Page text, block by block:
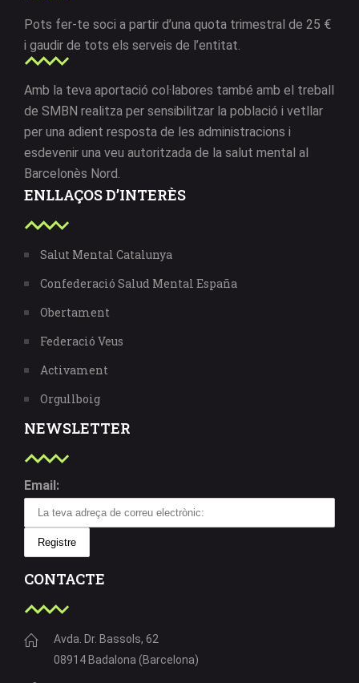
Pots fer-te soci a partir d’una quota trimestral de 25 €
i gaudir de tots els serveis de l’entitat.
Amb la teva aportació col·labores també amb el treball
de SMBN realitza per sensibilitzar la població i vetllar
per una adient resposta de les administracions i
esdevenir una veu autoritzada de la salut mental al
Barcelonès Nord.
ENLLAÇOS D’INTERÈS
Salut Mental Catalunya
Confederació Salud Mental España
Obertament
Federació Veus
Activament
Orgullboig
NEWSLETTER
Email:
CONTACTE
Avda. Dr. Bassols, 62
08914 Badalona (Barcelona)